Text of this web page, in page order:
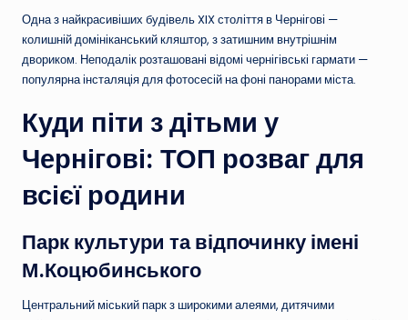
Одна з найкрасивіших будівель XIX століття в Чернігові —
колишній домініканський кляштор, з затишним внутрішнім
двориком. Неподалік розташовані відомі чернігівські гармати —
популярна інсталяція для фотосесій на фоні панорами міста.
Куди піти з дітьми у
Чернігові: ТОП розваг для
всієї родини
Парк культури та відпочинку імені
М.Коцюбинського
Центральний міський парк з широкими алеями, дитячими